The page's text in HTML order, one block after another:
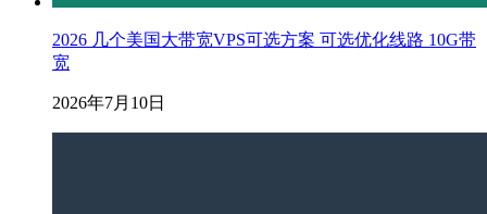
2026 几个美国大带宽VPS可选方案 可选优化线路 10G带
宽
2026年7月10日